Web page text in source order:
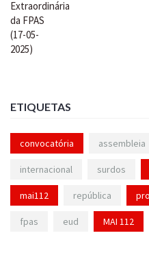
ETIQUETAS
convocatória assembleia
internacional surdos
mai112 república
fpas eud MAI 112